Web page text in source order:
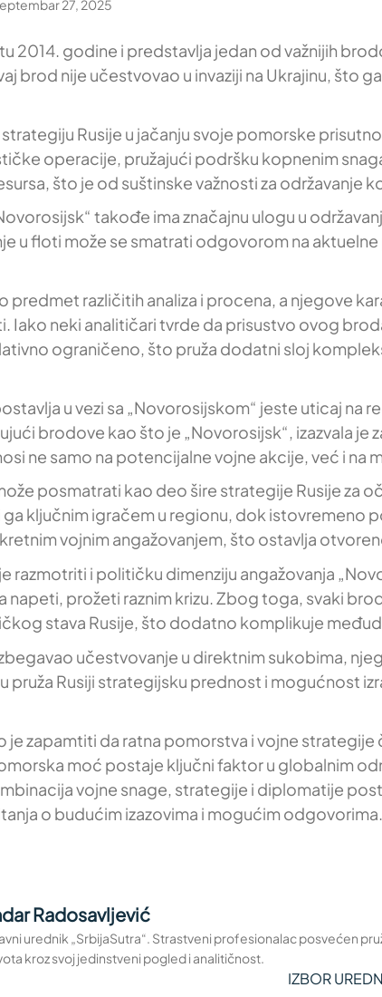
27, 2025
2014. godine i predstavlja jedan od važnijih
brod nije učestvovao u invaziji na Ukrajinu, što
Rusije u jačanju svoje pomorske
operacije, pružajući podršku kopnenim
što je od suštinske važnosti za održavanje
takođe ima značajnu ulogu u
u floti može se smatrati odgovorom na
predmet različitih analiza i procena, a njegove
Iako neki analitičari tvrde da prisustvo ovog
ograničeno, što pruža dodatni sloj
u vezi sa „Novorosijskom“ jeste uticaj
brodove kao što je „Novorosijsk“, izazvala
ne samo na potencijalne vojne akcije, već i
posmatrati kao deo šire strategije Rusije za
ključnim igračem u regionu, dok istovremeno
vojnim angažovanjem, što ostavlja
razmotriti i političku dimenziju angažovanja
napeti, prožeti raznim krizu. Zbog toga, svaki
stava Rusije, što dodatno komplikuje
učestvovanje u direktnim sukobima,
pruža Rusiji strategijsku prednost i mogućnost
je zapamtiti da ratna pomorstva i vojne
moć postaje ključni faktor u globalnim
vojne snage, strategije i diplomatije
o budućim izazovima i mogućim odgovorima.
Radosavljević
urednik „SrbijaSutra“. Strastveni profesionalac posvećen
kroz svoj jedinstveni pogled i analitičnost.
IZBOR